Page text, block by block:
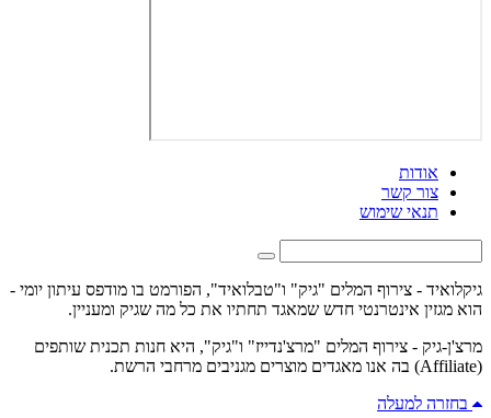
אודות
צור קשר
תנאי שימוש
גיקלואיד - צירוף המלים "גיק" ו"טבלואיד", הפורמט בו מודפס עיתון יומי -
הוא מגזין אינטרנטי חדש שמאגד תחתיו את כל מה שגיק ומעניין.
מרצ'ן-גיק - צירוף המלים "מרצ'נדייז" ו"גיק", היא חנות תכנית שותפים
(Affiliate) בה אנו מאגדים מוצרים מגניבים מרחבי הרשת.
בחזרה למעלה